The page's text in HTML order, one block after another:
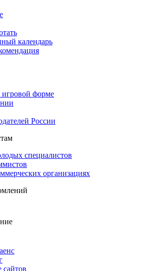
календарь
форме
России
специалистов
организациях
сайтов